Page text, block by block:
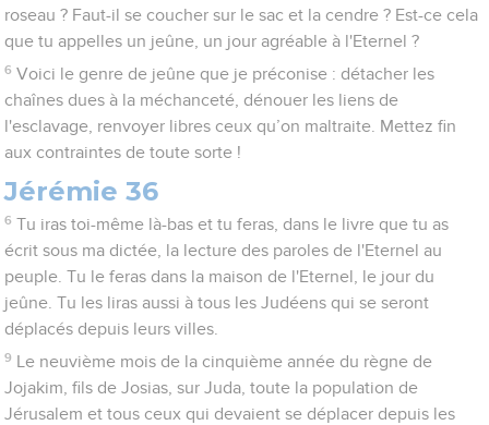
roseau ? Faut-il se coucher sur le sac et la cendre ? Est-ce cela
que tu appelles un jeûne, un jour agréable à l'Eternel ?
6 Voici le genre de jeûne que je préconise : détacher les
chaînes dues à la méchanceté, dénouer les liens de
l'esclavage, renvoyer libres ceux qu’on maltraite. Mettez fin
aux contraintes de toute sorte !
Jérémie 36
6 Tu iras toi-même là-bas et tu feras, dans le livre que tu as
écrit sous ma dictée, la lecture des paroles de l'Eternel au
peuple. Tu le feras dans la maison de l'Eternel, le jour du
jeûne. Tu les liras aussi à tous les Judéens qui se seront
déplacés depuis leurs villes.
9
Le neuvième mois de la cinquième année du règne de
Jojakim, fils de Josias, sur Juda, toute la population de
Jérusalem et tous ceux qui devaient se déplacer depuis les